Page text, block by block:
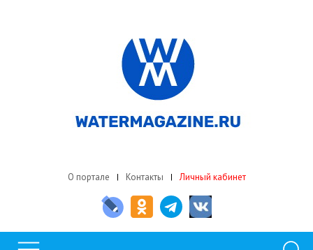
О портале Контакты Личный кабинет